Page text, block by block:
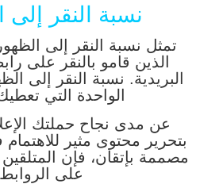
نسبة النقر إلى
تمثل نسبة النقر إلى
الذين قامو بالنقر على
البريدية. نسبة النقر إلى
الواحدة التي
عن مدى نجاح حملتك
بتحرير محتوى مثير
مصممة بإتقان، فإن
على الروابط